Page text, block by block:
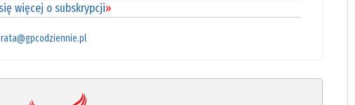
więcej o subskrypcji»